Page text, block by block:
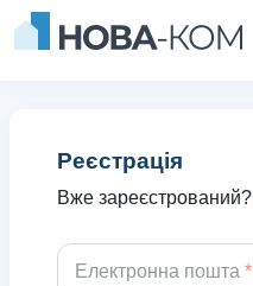
Реєстрація
Вже зареєстрований?
Електронна пошта